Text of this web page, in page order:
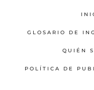
GLOSARIO DE
QUIÉN
POLÍTICA DE